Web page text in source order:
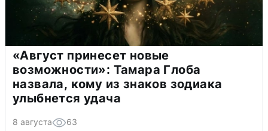
«Август принесет новые
возможности»: Тамара Глоба
назвала, кому из знаков зодиака
улыбнется удача
8 августа 63